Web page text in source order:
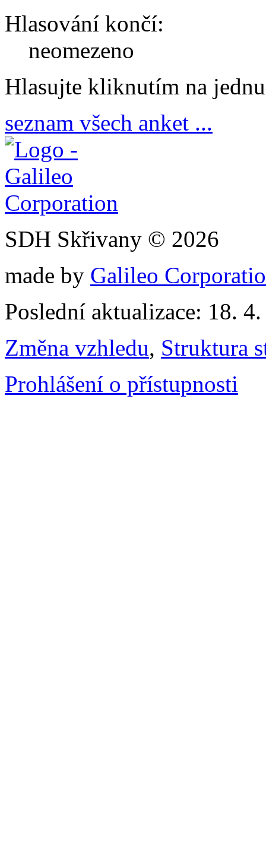
Hlasování končí:
neomezeno
Hlasujte kliknutím na
seznam všech anket ...
SDH Skřivany © 2026
made by Galileo
Poslední aktualizace: 18.
Změna vzhledu, Struktura
Prohlášení o přístupnosti